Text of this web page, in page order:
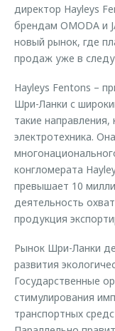
директор Hayleys
брендам OMODA и
новый рынок, где
продаж уже в
Hayleys Fentons –
Шри-Ланки с
такие направления,
электротехника.
конгломерата
превышает 10
деятельность
продукция
Рынок Шри-Ланки
развития
Государственные
стимулирования
транспортных